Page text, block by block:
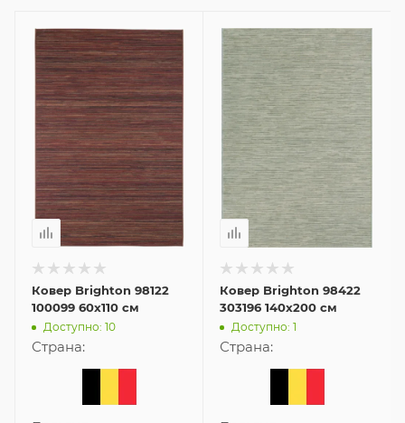
Ковер Brighton 98122
100099 60x110 см
Доступно: 10
Страна:
Ковер Brighton 98422
303196 140x200 см
Доступно: 1
Страна: